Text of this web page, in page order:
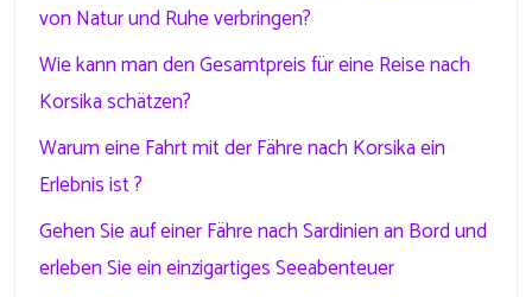
von Natur und Ruhe verbringen?
Wie kann man den Gesamtpreis für eine Reise nach
Korsika schätzen?
Warum eine Fahrt mit der Fähre nach Korsika ein
Erlebnis ist ?
Gehen Sie auf einer Fähre nach Sardinien an Bord und
erleben Sie ein einzigartiges Seeabenteuer